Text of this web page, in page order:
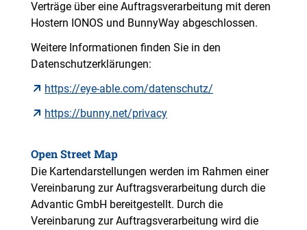
Verträge über eine Auftragsverarbeitung mit deren
Hostern IONOS und BunnyWay abgeschlossen.
Weitere Informationen finden Sie in den
Datenschutzerklärungen:
https://eye-able.com/datenschutz/
https://bunny.net/privacy
Open Street Map
Die Kartendarstellungen werden im Rahmen einer
Vereinbarung zur Auftragsverarbeitung durch die
Advantic GmbH bereitgestellt. Durch die
Vereinbarung zur Auftragsverarbeitung wird die